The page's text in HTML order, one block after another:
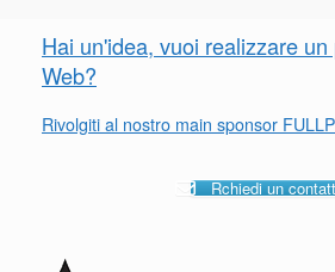
Hai un'idea, vuoi realizzare
Web?
Rivolgiti al nostro main sponsor
Rchiedi un